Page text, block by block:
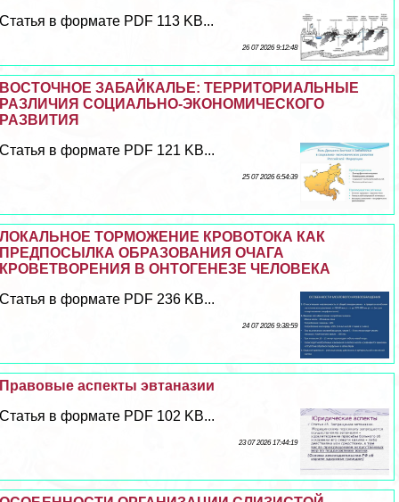
Статья в формате PDF 113 KB...
26 07 2026 9:12:48
ВОСТОЧНОЕ ЗАБАЙКАЛЬЕ: ТЕРРИТОРИАЛЬНЫЕ
РАЗЛИЧИЯ СОЦИАЛЬНО-ЭКОНОМИЧЕСКОГО
РАЗВИТИЯ
Статья в формате PDF 121 KB...
25 07 2026 6:54:39
ЛОКАЛЬНОЕ ТОРМОЖЕНИЕ КРОВОТОКА КАК
ПРЕДПОСЫЛКА ОБРАЗОВАНИЯ ОЧАГА
КРОВЕТВОРЕНИЯ В ОНТОГЕНЕЗЕ ЧЕЛОВЕКА
Статья в формате PDF 236 KB...
24 07 2026 9:38:59
Правовые аспекты эвтаназии
Статья в формате PDF 102 KB...
23 07 2026 17:44:19